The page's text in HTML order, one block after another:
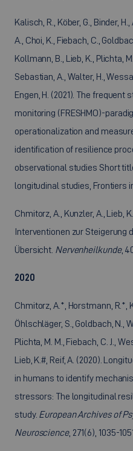
Kalisch, R., Köber, G., Binder,
A., Choi, K., Fiebach, C.,
Kollmann, B., Lieb, K., Plichta,
Sebastian, A., Walter, H.,
Engen, H. (2021). The
monitoring (FRESHMO)-
operationalization and
identification of resilience
observational studies Short
longitudinal studies, Frontiers
Chmitorz, A., Kunzler, A., Lieb,
Interventionen zur Steigerung
Übersicht. Nervenheilkunde,
2020
Chmitorz, A.*, Horstmann, R.*,
Öhlschläger, S., Goldbach, N.,
Plichta, M. M., Fiebach, C. J.,
Lieb, K.#, Reif, A. (2020).
in humans to identify
stressors: The longitudinal
study. European Archives of
Neuroscience, 271(6), 1035-